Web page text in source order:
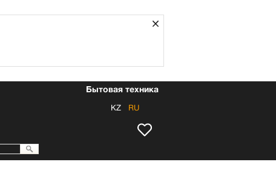
Закрыть
Бытовая техника
KZ RU